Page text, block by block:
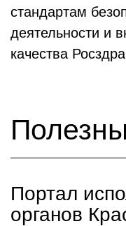
стандартам
деятельности и
качества
Портал
органов